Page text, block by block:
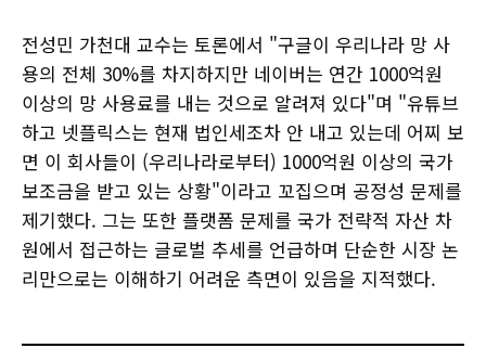
전성민 가천대 교수는 토론에서 "구글이 우리나라 망 사
용의 전체 30%를 차지하지만 네이버는 연간 1000억원
이상의 망 사용료를 내는 것으로 알려져 있다"며 "유튜브
하고 넷플릭스는 현재 법인세조차 안 내고 있는데 어찌 보
면 이 회사들이 (우리나라로부터) 1000억원 이상의 국가
보조금을 받고 있는 상황"이라고 꼬집으며 공정성 문제를
제기했다. 그는 또한 플랫폼 문제를 국가 전략적 자산 차
원에서 접근하는 글로벌 추세를 언급하며 단순한 시장 논
리만으로는 이해하기 어려운 측면이 있음을 지적했다.